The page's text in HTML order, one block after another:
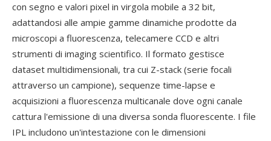
con segno e valori pixel in virgola mobile a 32 bit,
adattandosi alle ampie gamme dinamiche prodotte da
microscopi a fluorescenza, telecamere CCD e altri
strumenti di imaging scientifico. Il formato gestisce
dataset multidimensionali, tra cui Z-stack (serie focali
attraverso un campione), sequenze time-lapse e
acquisizioni a fluorescenza multicanale dove ogni canale
cattura l'emissione di una diversa sonda fluorescente. I file
IPL includono un'intestazione con le dimensioni